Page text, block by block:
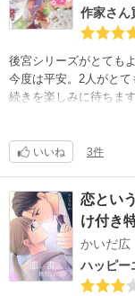
作家さん
後宮シリーズがとても
今度は平安。2人がとて
続きを楽しみに待ちます
いいね 3件
恋とい
け付き
かいだ広
ハッピー